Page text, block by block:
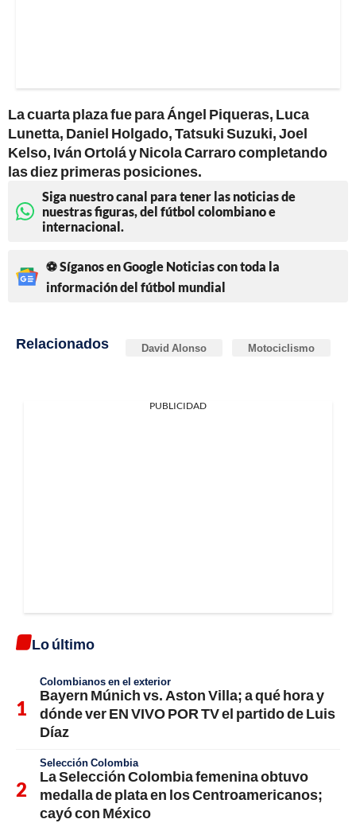
La cuarta plaza fue para Ángel Piqueras, Luca
Lunetta, Daniel Holgado, Tatsuki Suzuki, Joel
Kelso, Iván Ortolá y Nicola Carraro completando
las diez primeras posiciones.
Siga nuestro canal para tener las noticias de
nuestras figuras, del fútbol colombiano e
internacional.
⚽ Síganos en Google Noticias con toda la
información del fútbol mundial
Relacionados David Alonso Motociclismo
PUBLICIDAD
Lo último
Colombianos en el exterior
Bayern Múnich vs. Aston Villa; a qué hora y
dónde ver EN VIVO POR TV el partido de Luis
Díaz
Selección Colombia
La Selección Colombia femenina obtuvo
medalla de plata en los Centroamericanos;
cayó con México